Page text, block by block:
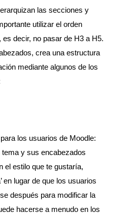
las secciones y
utilizar el orden
decir, no pasar de H3 a H5.
crea una estructura
mediante algunos de los
los usuarios de Moodle:
tema y sus encabezados
el estilo que te gustaría,
en lugar de que los usuarios
después para modificar la
hacerse a menudo en los